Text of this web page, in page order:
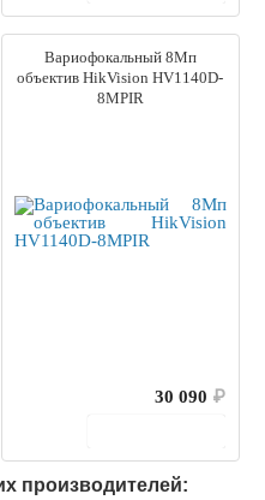
Вариофокальный 8Мп
объектив HikVision HV1140D-
8MPIR
30 090 ₽
производителей: